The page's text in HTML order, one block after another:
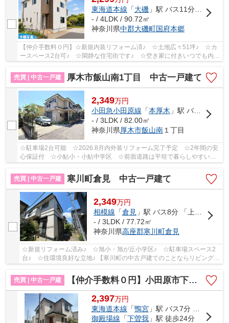
東海道本線 「大磯」駅 バス11分 「中丸（大磯町）」 停歩5分
- / 4LDK / 90.72㎡
神奈川県中郡大磯町国府本郷
【仲介手数料０円】☆新規内装リフォーム済♪ ☆土地広々51坪♪ ☆カ
ースペース2台可♪ ☆閑静な住宅街です♪ ☆空き家に付きいつでも内見
売買 | 中古一戸建
厚木市飯山南1丁目 中古一戸建て
2,349万円
小田急小田原線 「本厚木 」駅 バス9分 「八ツ橋」 停歩2分
- / 3LDK / 82.00㎡
神奈川県厚木市飯山南１丁目
☆駐車場2台可能 ☆2026.8月内外装リフォーム完了予定 ☆2年間の安
心保証付 ☆小鮎小・小鮎中学区 ☆前面道路は平坦で暮らしやすい住
売買 | 中古一戸建
寒川町倉見 中古一戸建て
2,349万円
相模線 「倉見 」駅 バス8分 「上大村」 停歩3分
- / 3LDK / 77.72㎡
神奈川県高座郡寒川町倉見
☆新規リフォーム済み♪ ☆旭小・旭が丘小学区♪ ☆駐車場スペース2
台♪ ☆住環境良好な立地♪ 【寒川町の中古戸建てのことならリビングボ
売買 | 中古一戸建
【仲介手数料０円】小田原市下堀 中古一戸建て
2,397万円
東海道本線 「鴨宮」駅 バス7分 「下堀入口」 停歩9分
御殿場線 「下曽我」駅 徒歩24分